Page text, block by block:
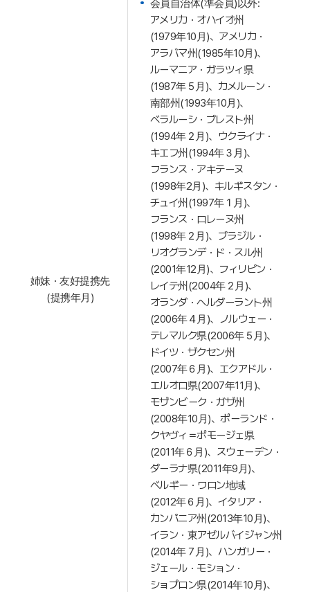
姉妹・友好提携先
(提携年月)
会員自治体(準会員)以外:
アメリカ・オハイオ州
(1979年10月)、アメリカ・
アラバマ州(1985年10月)、
ルーマニア・ガラツィ県
(1987年５月)、カメルーン・
南部州(1993年10月)、
ベラルーシ・ブレスト州
(1994年２月)、ウクライナ・
キエフ州(1994年３月)、
フランス・アキテーヌ
(1998年2月)、キルギスタン・
チュイ州(1997年１月)、
フランス・ロレーヌ州
(1998年２月)、ブラジル・
リオグランデ・ド・スル州
(2001年12月)、フィリピン・
レイテ州(2004年２月)、
オランダ・ヘルダーラント州
(2006年４月)、ノルウェー・
テレマルク県(2006年５月)、
ドイツ・ザクセン州
(2007年６月)、エクアドル・
エルオロ県(2007年11月)、
モザンビーク・ガザ州
(2008年10月)、ポーランド・
クヤヴィ＝ポモージェ県
(2011年６月)、スウェーデン・
ダーラナ県(2011年9月)、
ベルギー・ワロン地域
(2012年６月)、イタリア・
カンパニア州(2013年10月)、
イラン・東アゼルバイジャン州
(2014年７月)、ハンガリー・
ジェール・モション・
ショプロン県(2014年10月)、